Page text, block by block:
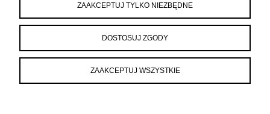
FRANCOW JEWELRY
ul. Kossaka 4/8, 49-200 Grodków
tel:660596974
e-mail:shop@francow.com
NIP: 7471775402
ZAAKCEPTUJ TYLKO NIEZBĘDNE
DOSTOSUJ ZGODY
ZAAKCEPTUJ WSZYSTKIE